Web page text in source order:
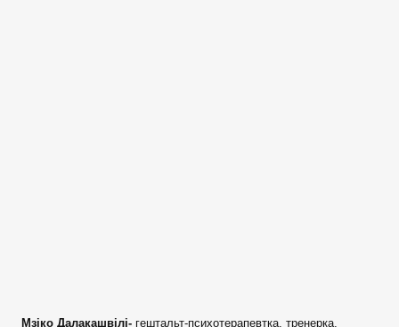
Мзіко Далакашвілі- гештальт-психотерапевтка, тренерка,